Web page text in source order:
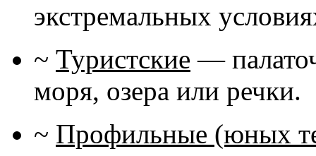
экстремальных
~ Туристские —
моря, озера или речки.
~ Профильные (юных